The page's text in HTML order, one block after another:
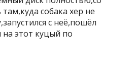
собака хер не
с неё,пошёл
этот куцый по